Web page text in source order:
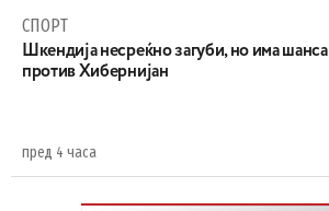
СПОРТ
Шкендија несреќно загуби, но има шанса
против Хибернијан
пред 4 часа